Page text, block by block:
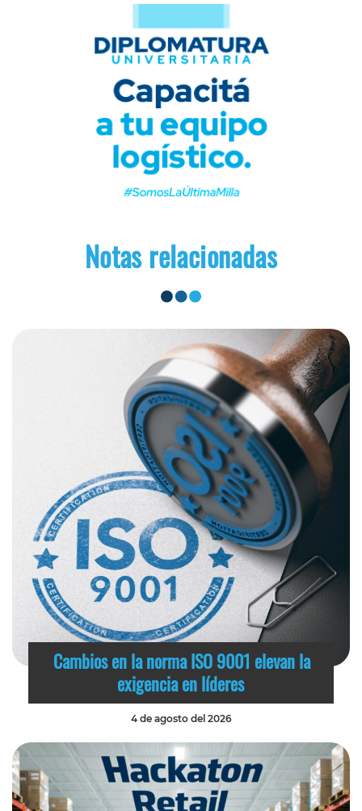
Notas relacionadas
Cambios en la norma ISO 9001 elevan la
exigencia en líderes
4 de agosto del 2026